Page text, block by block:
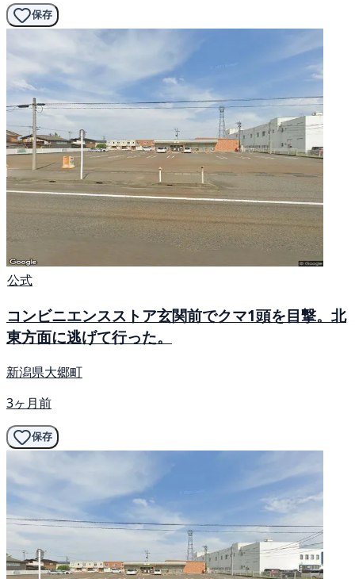
保存
公式
コンビニエンスストア玄関前でクマ1頭を目撃。北
東方面に逃げて行った。
新潟県大郷町
3ヶ月前
保存